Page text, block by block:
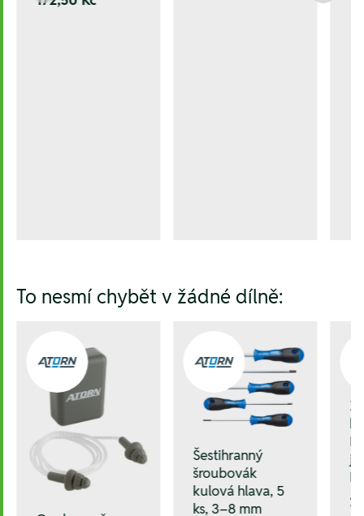
To nesmí chybět v žádné dílně:
Šestihranný
šroubovák
kulová hlava, 5
ks, 3–8 mm